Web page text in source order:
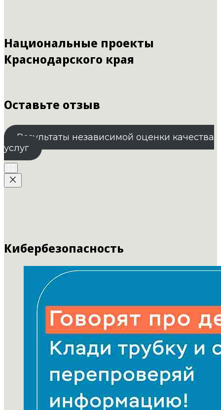
Национальные проекты
Краснодарского края
Оставьте отзыв
Результаты независимой оценки качества
услуг
Кибербезопасность